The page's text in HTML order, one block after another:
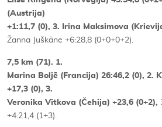
(Austrija)
+1:11,7 (0), 3. Irina Maksimova
Žanna Juškāne +6:28,8 (0+0+0+2).
7,5 km (71). 1.
Marina Boljē (Francija) 26:46,2 (0), 2.
+17,3 (0), 3.
Veronika Vitkova (Čehija) +23,6 (0+2),
+4:21,4 (1+3).